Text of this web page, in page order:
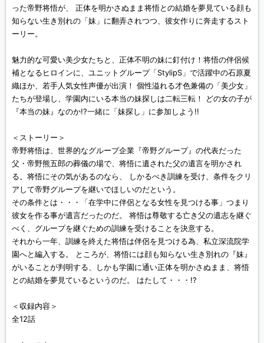
った帝野将悟が、 正体を明かさぬまま将悟との結婚を夢見ている顔も
知らない生き別れの「妹」に翻弄されつつ、彼女作りに奔走するスト
ーリー。
魅力的な可愛い美少女たちと、正体不明の妹に釘付け！将悟の伴侶候
補となるヒロインに、ユニットグループ「StylipS」で活躍中の石原夏
織ほか、若手人気女性声優が出演！ 個性溢れる才色兼備の「美少女」
たちが登場し、学園内にいる本当の妹探しは二転三転！ どの女の子が
『本当の妹』なのか!?一緒に「妹探し」に参加しよう!!
＜ストーリー＞
帝野将悟は、世界的なグループ企業『帝野グループ』の代表だった
父・帝野熊五郎の葬儀の場で、将悟に遺された父の遺言を明かされ
る。将悟にその気があるのなら、 しかるべき訓練を受け、条件をクリ
アして帝野グループを継いでほしいのだという。
その条件とは・・・「在学中に伴侶となる女性を見つける事」つまり
彼女を作る事が遺言だったのだ。 将悟は尊敬する亡き父の遺志を継ぐ
べく、グループを継ぐための訓練を受けることを決意する。
それから一年、訓練を終えた将悟は伴侶を見つける為、私立深流院学
園へと編入する。 ところが、将悟には顔も知らない生き別れの『妹』
がいることが判明する、しかも学園に通い正体を明かさぬまま、将悟
との結婚を夢見ているというのだ。 はたして・・・!?
＜収録内容＞
全12話